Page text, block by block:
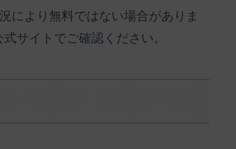
により無料ではない場合がありま
サイトでご確認ください。